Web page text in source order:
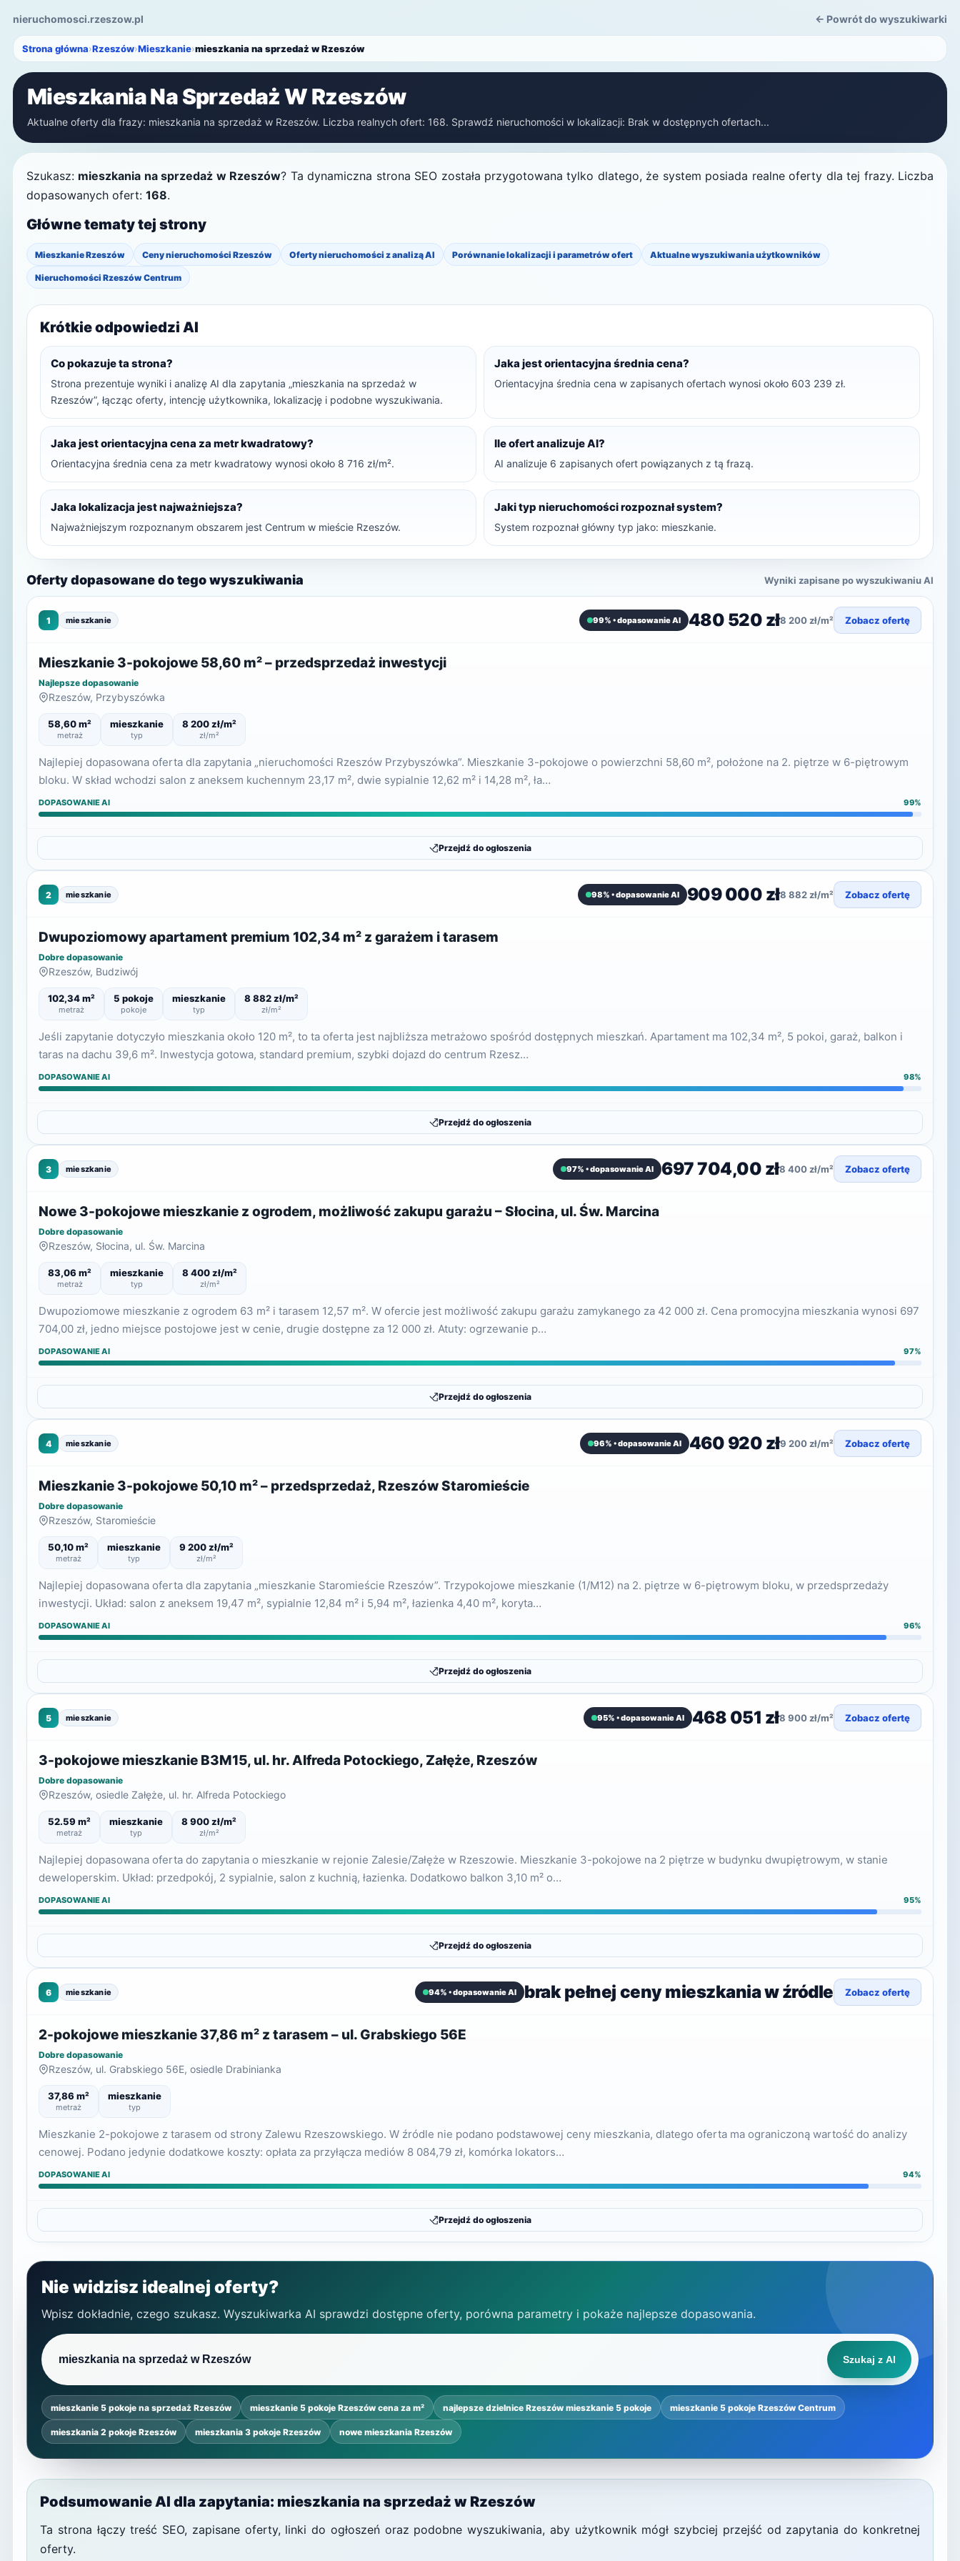
nieruchomosci.rzeszow.pl ← Powrót do wyszukiwarki
Strona główna›Rzeszów›Mieszkanie›mieszkania na sprzedaż w Rzeszów
Mieszkania Na Sprzedaż W Rzeszów
Aktualne oferty dla frazy: mieszkania na sprzedaż w Rzeszów. Liczba realnych ofert: 168. Sprawdź nieruchomości w lokalizacji: Brak w dostępnych ofertach...
Szukasz: mieszkania na sprzedaż w Rzeszów? Ta dynamiczna strona SEO została przygotowana tylko dlatego, że system posiada realne oferty dla tej frazy. Liczba
dopasowanych ofert: 168.
Główne tematy tej strony
Mieszkanie Rzeszów Ceny nieruchomości Rzeszów Oferty nieruchomości z analizą AI Porównanie lokalizacji i parametrów ofert Aktualne wyszukiwania użytkowników
Nieruchomości Rzeszów Centrum
Krótkie odpowiedzi AI
Co pokazuje ta strona?
Strona prezentuje wyniki i analizę AI dla zapytania „mieszkania na sprzedaż w
Rzeszów”, łącząc oferty, intencję użytkownika, lokalizację i podobne wyszukiwania.
Jaka jest orientacyjna średnia cena?
Orientacyjna średnia cena w zapisanych ofertach wynosi około 603 239 zł.
Jaka jest orientacyjna cena za metr kwadratowy?
Orientacyjna średnia cena za metr kwadratowy wynosi około 8 716 zł/m².
Ile ofert analizuje AI?
AI analizuje 6 zapisanych ofert powiązanych z tą frazą.
Jaka lokalizacja jest najważniejsza?
Najważniejszym rozpoznanym obszarem jest Centrum w mieście Rzeszów.
Jaki typ nieruchomości rozpoznał system?
System rozpoznał główny typ jako: mieszkanie.
Oferty dopasowane do tego wyszukiwania Wyniki zapisane po wyszukiwaniu AI
1 mieszkanie 99% • dopasowanie AI 480 520 zł8 200 zł/m² Zobacz ofertę
Mieszkanie 3-pokojowe 58,60 m² – przedsprzedaż inwestycji
Najlepsze dopasowanie
Rzeszów, Przybyszówka
58,60 m²
metraż
mieszkanie
typ
8 200 zł/m²
zł/m²
Najlepiej dopasowana oferta dla zapytania „nieruchomości Rzeszów Przybyszówka”. Mieszkanie 3-pokojowe o powierzchni 58,60 m², położone na 2. piętrze w 6-piętrowym
bloku. W skład wchodzi salon z aneksem kuchennym 23,17 m², dwie sypialnie 12,62 m² i 14,28 m², ła…
DOPASOWANIE AI 99%
Przejdź do ogłoszenia
2 mieszkanie 98% • dopasowanie AI 909 000 zł8 882 zł/m² Zobacz ofertę
Dwupoziomowy apartament premium 102,34 m² z garażem i tarasem
Dobre dopasowanie
Rzeszów, Budziwój
102,34 m²
metraż
5 pokoje
pokoje
mieszkanie
typ
8 882 zł/m²
zł/m²
Jeśli zapytanie dotyczyło mieszkania około 120 m², to ta oferta jest najbliższa metrażowo spośród dostępnych mieszkań. Apartament ma 102,34 m², 5 pokoi, garaż, balkon i
taras na dachu 39,6 m². Inwestycja gotowa, standard premium, szybki dojazd do centrum Rzesz…
DOPASOWANIE AI 98%
Przejdź do ogłoszenia
3 mieszkanie 97% • dopasowanie AI 697 704,00 zł8 400 zł/m² Zobacz ofertę
Nowe 3-pokojowe mieszkanie z ogrodem, możliwość zakupu garażu – Słocina, ul. Św. Marcina
Dobre dopasowanie
Rzeszów, Słocina, ul. Św. Marcina
83,06 m²
metraż
mieszkanie
typ
8 400 zł/m²
zł/m²
Dwupoziomowe mieszkanie z ogrodem 63 m² i tarasem 12,57 m². W ofercie jest możliwość zakupu garażu zamykanego za 42 000 zł. Cena promocyjna mieszkania wynosi 697
704,00 zł, jedno miejsce postojowe jest w cenie, drugie dostępne za 12 000 zł. Atuty: ogrzewanie p…
DOPASOWANIE AI 97%
Przejdź do ogłoszenia
4 mieszkanie 96% • dopasowanie AI 460 920 zł9 200 zł/m² Zobacz ofertę
Mieszkanie 3-pokojowe 50,10 m² – przedsprzedaż, Rzeszów Staromieście
Dobre dopasowanie
Rzeszów, Staromieście
50,10 m²
metraż
mieszkanie
typ
9 200 zł/m²
zł/m²
Najlepiej dopasowana oferta dla zapytania „mieszkanie Staromieście Rzeszów”. Trzypokojowe mieszkanie (1/M12) na 2. piętrze w 6-piętrowym bloku, w przedsprzedaży
inwestycji. Układ: salon z aneksem 19,47 m², sypialnie 12,84 m² i 5,94 m², łazienka 4,40 m², koryta…
DOPASOWANIE AI 96%
Przejdź do ogłoszenia
5 mieszkanie 95% • dopasowanie AI 468 051 zł8 900 zł/m² Zobacz ofertę
3-pokojowe mieszkanie B3M15, ul. hr. Alfreda Potockiego, Załęże, Rzeszów
Dobre dopasowanie
Rzeszów, osiedle Załęże, ul. hr. Alfreda Potockiego
52.59 m²
metraż
mieszkanie
typ
8 900 zł/m²
zł/m²
Najlepiej dopasowana oferta do zapytania o mieszkanie w rejonie Zalesie/Załęże w Rzeszowie. Mieszkanie 3-pokojowe na 2 piętrze w budynku dwupiętrowym, w stanie
deweloperskim. Układ: przedpokój, 2 sypialnie, salon z kuchnią, łazienka. Dodatkowo balkon 3,10 m² o…
DOPASOWANIE AI 95%
Przejdź do ogłoszenia
6 mieszkanie 94% • dopasowanie AI brak pełnej ceny mieszkania w źródle Zobacz ofertę
2-pokojowe mieszkanie 37,86 m² z tarasem – ul. Grabskiego 56E
Dobre dopasowanie
Rzeszów, ul. Grabskiego 56E, osiedle Drabinianka
37,86 m²
metraż
mieszkanie
typ
Mieszkanie 2-pokojowe z tarasem od strony Zalewu Rzeszowskiego. W źródle nie podano podstawowej ceny mieszkania, dlatego oferta ma ograniczoną wartość do analizy
cenowej. Podano jedynie dodatkowe koszty: opłata za przyłącza mediów 8 084,79 zł, komórka lokators…
DOPASOWANIE AI 94%
Przejdź do ogłoszenia
Nie widzisz idealnej oferty?
Wpisz dokładnie, czego szukasz. Wyszukiwarka AI sprawdzi dostępne oferty, porówna parametry i pokaże najlepsze dopasowania.
Szukaj z AI
mieszkanie 5 pokoje na sprzedaż Rzeszów mieszkanie 5 pokoje Rzeszów cena za m² najlepsze dzielnice Rzeszów mieszkanie 5 pokoje mieszkanie 5 pokoje Rzeszów Centrum
mieszkania 2 pokoje Rzeszów mieszkania 3 pokoje Rzeszów nowe mieszkania Rzeszów
Podsumowanie AI dla zapytania: mieszkania na sprzedaż w Rzeszów
Ta strona łączy treść SEO, zapisane oferty, linki do ogłoszeń oraz podobne wyszukiwania, aby użytkownik mógł szybciej przejść od zapytania do konkretnej
oferty.